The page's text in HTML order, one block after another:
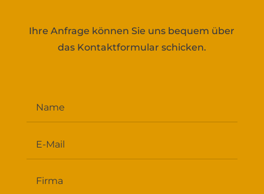
Ihre Anfrage können Sie uns bequem über
das Kontaktformular schicken.